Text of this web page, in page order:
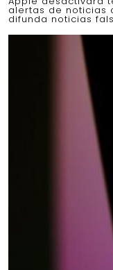
alertas de noticias
difunda noticias